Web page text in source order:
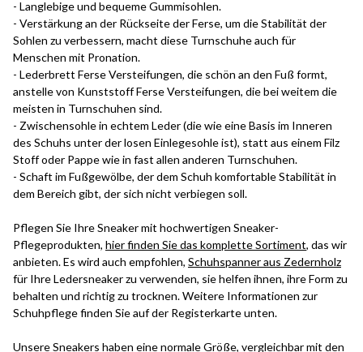
- Langlebige und bequeme Gummisohlen.
- Verstärkung an der Rückseite der Ferse, um die Stabilität der
Sohlen zu verbessern, macht diese Turnschuhe auch für
Menschen mit Pronation.
- Lederbrett Ferse Versteifungen, die schön an den Fuß formt,
anstelle von Kunststoff Ferse Versteifungen, die bei weitem die
meisten in Turnschuhen sind.
- Zwischensohle in echtem Leder (die wie eine Basis im Inneren
des Schuhs unter der losen Einlegesohle ist), statt aus einem Filz
Stoff oder Pappe wie in fast allen anderen Turnschuhen.
- Schaft im Fußgewölbe, der dem Schuh komfortable Stabilität in
dem Bereich gibt, der sich nicht verbiegen soll.
Pflegen Sie Ihre Sneaker mit hochwertigen Sneaker-
Pflegeprodukten, hier finden Sie das komplette Sortiment, das wir
anbieten. Es wird auch empfohlen, Schuhspanner aus Zedernholz
für Ihre Ledersneaker zu verwenden, sie helfen ihnen, ihre Form zu
behalten und richtig zu trocknen. Weitere Informationen zur
Schuhpflege finden Sie auf der Registerkarte unten.
Unsere Sneakers haben eine normale Größe, vergleichbar mit den